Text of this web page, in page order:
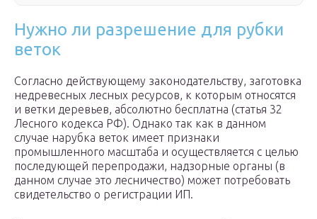
Нужно ли разрешение для рубки
веток
Согласно действующему законодательству, заготовка
недревесных лесных ресурсов, к которым относятся
и ветки деревьев, абсолютно бесплатна (статья 32
Лесного кодекса РФ). Однако так как в данном
случае нарубка веток имеет признаки
промышленного масштаба и осуществляется с целью
последующей перепродажи, надзорные органы (в
данном случае это лесничество) может потребовать
свидетельство о регистрации ИП.